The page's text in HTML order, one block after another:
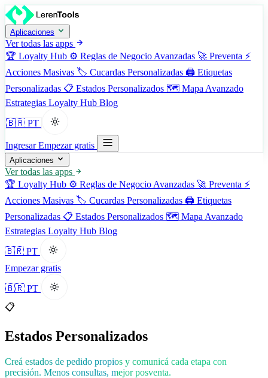
Aplicaciones
Ver todas las apps
🏆 Loyalty Hub ⚙️ Reglas de Negocio Avanzadas 🚀 Preventa ⚡
Acciones Masivas 🏷️ Cucardas Personalizadas 🖨️ Etiquetas
Personalizadas 📋 Estados Personalizados 🗺️ Mapa Avanzado
Estrategias Loyalty Hub Blog
🇧🇷 PT
IngresarEmpezar gratis
Aplicaciones
Ver todas las apps
🏆 Loyalty Hub ⚙️ Reglas de Negocio Avanzadas 🚀 Preventa ⚡
Acciones Masivas 🏷️ Cucardas Personalizadas 🖨️ Etiquetas
Personalizadas 📋 Estados Personalizados 🗺️ Mapa Avanzado
Estrategias Loyalty Hub Blog
🇧🇷 PT
Empezar gratis
🇧🇷 PT
📋
Estados Personalizados
Creá estados de pedido propios y comunicá cada etapa con
precisión. Menos consultas, mejor posventa.